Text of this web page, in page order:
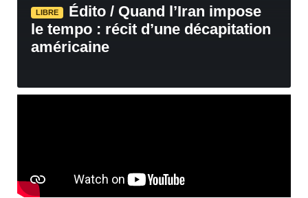
LIBRE
Édito / Quand l’Iran impose
le tempo : récit d’une décapitation
américaine